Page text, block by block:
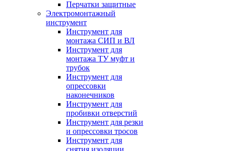
Перчатки защитные
Электромонтажный
инструмент
Инструмент для
монтажа СИП и ВЛ
Инструмент для
монтажа ТУ муфт и
трубок
Инструмент для
опрессовки
наконечников
Инструмент для
пробивки отверстий
Инструмент для резки
и опрессовки тросов
Инструмент для
снятия изоляции